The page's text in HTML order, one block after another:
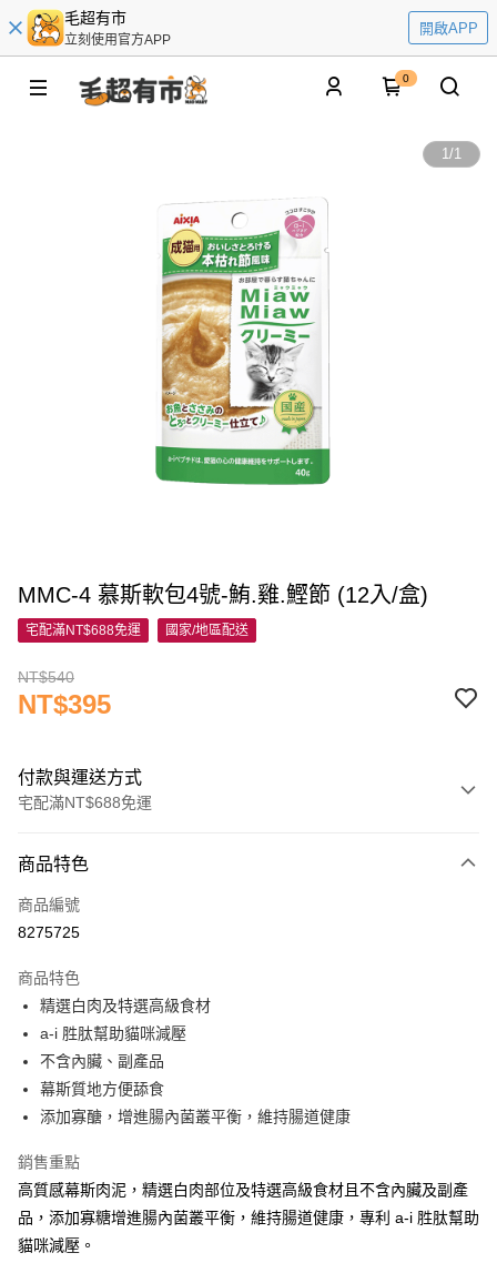
毛超有市
立刻使用官方APP
開啟APP
0
1/1
MMC-4 慕斯軟包4號-鮪.雞.鰹節 (12入/盒)
宅配滿NT$688免運 國家/地區配送
NT$540
NT$395
付款與運送方式
宅配滿NT$688免運
信用卡一次付款
信用卡分期付款
合作金庫商業銀行
華南商業銀行
上海商業儲蓄銀行
國泰世華商業銀行
臺灣中小企業銀行
匯豐（台灣）商業銀行
華泰商業銀行
聯邦商業銀行
遠東國際商業銀行
元大商業銀行
台新國際商業銀行
中國信託商業銀行
台灣樂天信用卡公司
6 期 0 利率 每期
華南商業銀行
上海商業儲蓄銀行
國泰世華商業銀行
臺灣中小企業銀行
台中商業銀行
聯邦商業銀行
元大商業銀行
永豐商業銀行
玉山商業銀行
星展（台灣）商業銀行
台灣樂天信用卡公司
超商取貨付款
LINE Pay
Apple Pay
街口支付
悠遊付
商品特色
商品編號
8275725
商品特色
精選白肉及特選高級食材
a-i 胜肽幫助貓咪減壓
不含內臟、副產品
幕斯質地方便舔食
添加寡醣，增進腸內菌叢平衡，維持腸道健康
銷售重點
高質感幕斯肉泥，精選白肉部位及特選高級食材且不含內臟及副產
品，添加寡糖增進腸內菌叢平衡，維持腸道健康，專利 a-i 胜肽幫助
貓咪減壓。